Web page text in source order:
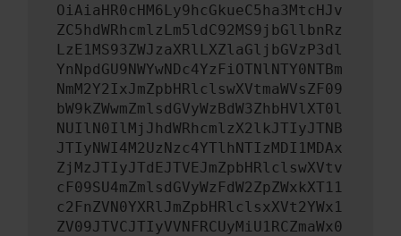
OiAiaHR0cHM6Ly9hcGkueC5ha3MtcHJv
ZC5hdWRhcmlzLm5ldC92MS9jbGllbnRz
LzE1MS93ZWJzaXRlLXZlaGljbGVzP3dl
YnNpdGU9NWYwNDc4YzFiOTNlNTY0NTBm
NmM2Y2IxJmZpbHRlclswXVtmaWVsZF09
bW9kZWwmZmlsdGVyWzBdW3ZhbHVlXT0l
NUIlN0IlMjJhdWRhcmlzX2lkJTIyJTNB
JTIyNWI4M2UzNzc4YTlhNTIzMDI1MDAx
ZjMzJTIyJTdEJTVEJmZpbHRlclswXVtv
cF09SU4mZmlsdGVyWzFdW2ZpZWxkXT11
c2FnZVN0YXRlJmZpbHRlclsxXVt2YWx1
ZV09JTVCJTIyVVNFRCUyMiU1RCZmaWx0